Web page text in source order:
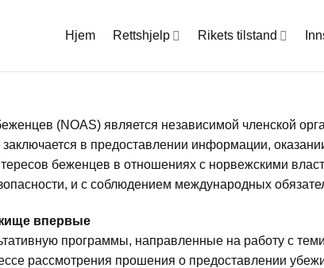
Hjem Rettshjelp Rikets tilstand
(NOAS) является независимой членской
в предоставлении информации,
беженцев в отношениях с норвежскими
и с соблюдением международных
впервые
программы, направленные на работу с
рассмотрения прошения о предоставлении